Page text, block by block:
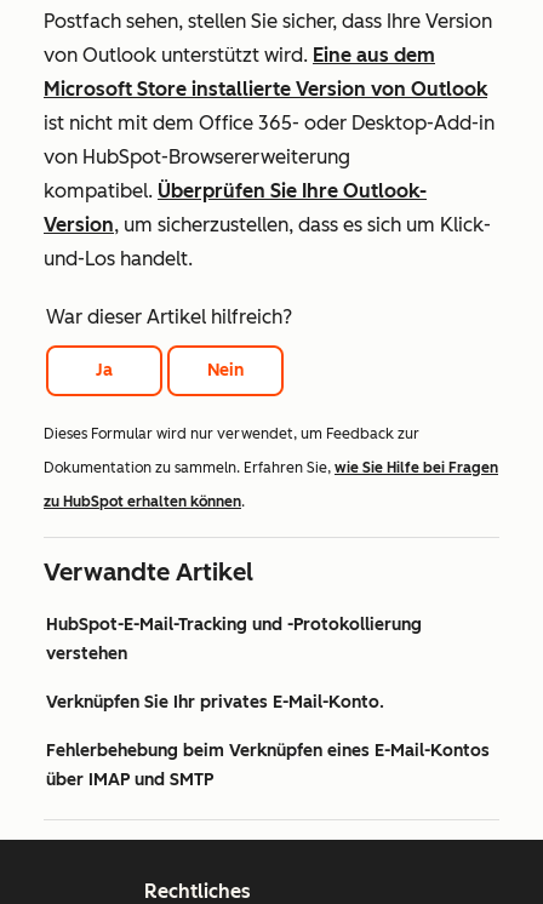
Postfach sehen, stellen Sie sicher, dass Ihre Version
von Outlook unterstützt wird. Eine aus dem
Microsoft Store installierte Version von Outlook
ist nicht mit dem Office 365- oder Desktop-Add-in
von HubSpot-Browsererweiterung
kompatibel. Überprüfen Sie Ihre Outlook-
Version, um sicherzustellen, dass es sich um Klick-
und-Los handelt.
War dieser Artikel hilfreich?
Ja Nein
Dieses Formular wird nur verwendet, um Feedback zur
Dokumentation zu sammeln. Erfahren Sie, wie Sie Hilfe bei Fragen
zu HubSpot erhalten können.
Verwandte Artikel
HubSpot-E-Mail-Tracking und -Protokollierung
verstehen
Verknüpfen Sie Ihr privates E-Mail-Konto.
Fehlerbehebung beim Verknüpfen eines E-Mail-Kontos
über IMAP und SMTP
Rechtliches